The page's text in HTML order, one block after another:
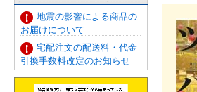
地震の影響による商品の
お届けについて
宅配注文の配送料・代金
引換手数料改定のお知らせ